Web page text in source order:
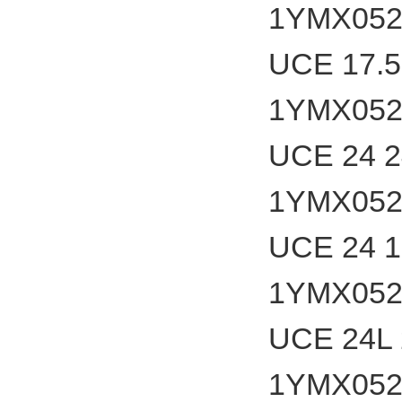
UCE
UCE 24
UCE 24
UCE